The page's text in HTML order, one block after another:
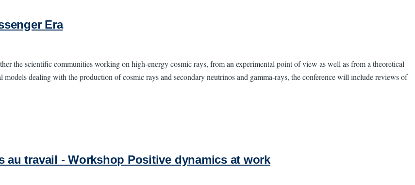
Era
the scientific communities working on high-energy cosmic rays, from an experimental point of view as well as from a theoretical
dealing with the production of cosmic rays and secondary neutrinos and gamma-rays, the conference will include reviews of
au travail - Workshop Positive dynamics at work